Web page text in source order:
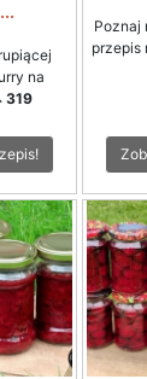
na
319
Poznaj
przepis